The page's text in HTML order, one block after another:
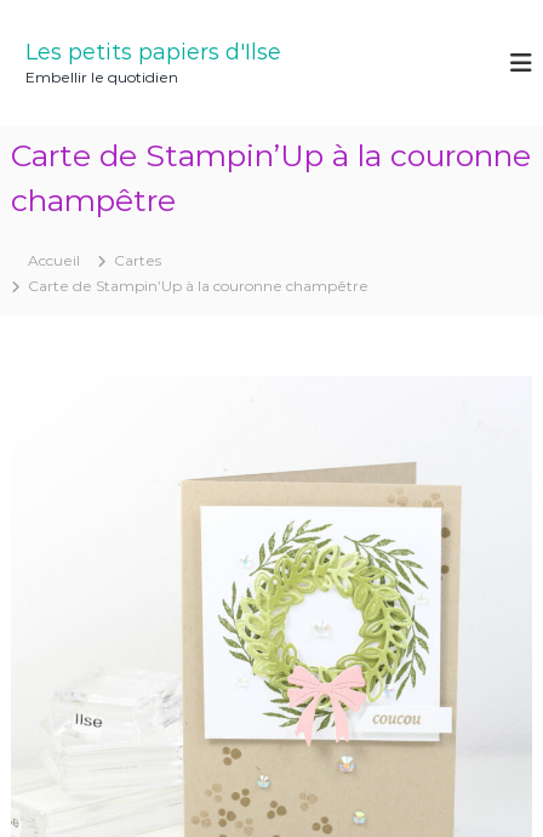
Les petits papiers d'Ilse
Embellir le quotidien
Carte de Stampin’Up à la couronne
champêtre
Accueil
Cartes
Carte de Stampin’Up à la couronne champêtre